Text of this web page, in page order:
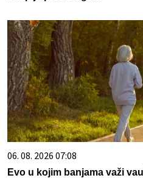
06. 08. 2026 07:08
Evo u kojim banjama važi